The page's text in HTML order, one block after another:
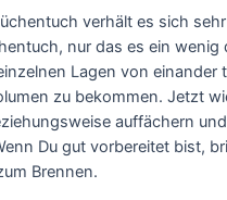
verhält es sich
nur das es ein wenig
Lagen von einander
zu bekommen. Jetzt
auffächern
Du gut vorbereitet bist,
Brennen.